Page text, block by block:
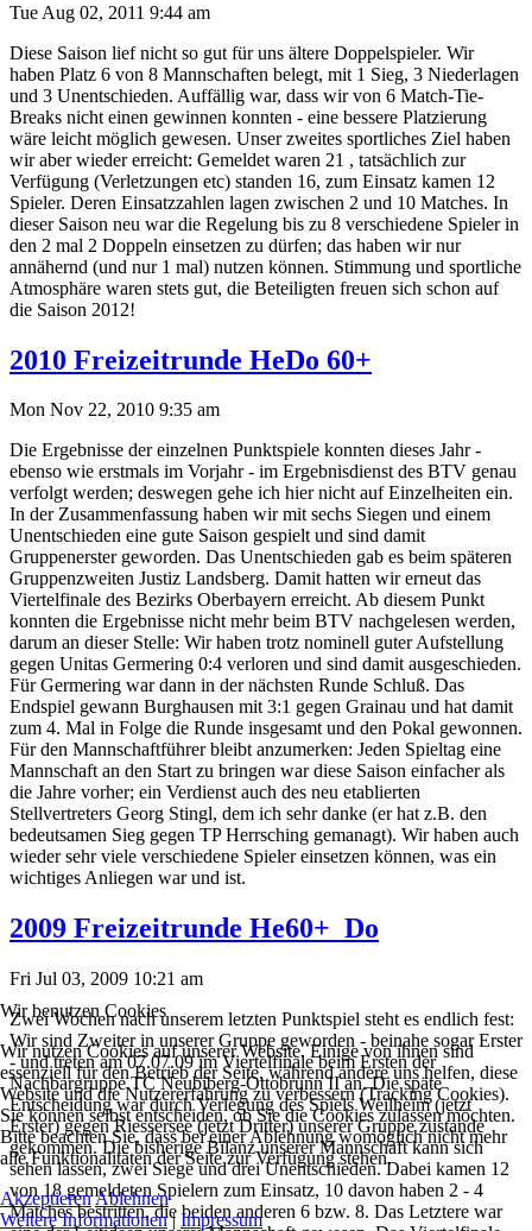
Tue Aug 02, 2011 9:44 am
Diese Saison lief nicht so gut für uns ältere Doppelspieler. Wir
haben Platz 6 von 8 Mannschaften belegt, mit 1 Sieg, 3 Niederlagen
und 3 Unentschieden. Auffällig war, dass wir von 6 Match-Tie-
Breaks nicht einen gewinnen konnten - eine bessere Platzierung
wäre leicht möglich gewesen. Unser zweites sportliches Ziel haben
wir aber wieder erreicht: Gemeldet waren 21 , tatsächlich zur
Verfügung (Verletzungen etc) standen 16, zum Einsatz kamen 12
Spieler. Deren Einsatzzahlen lagen zwischen 2 und 10 Matches. In
dieser Saison neu war die Regelung bis zu 8 verschiedene Spieler in
den 2 mal 2 Doppeln einsetzen zu dürfen; das haben wir nur
annähernd (und nur 1 mal) nutzen können. Stimmung und sportliche
Atmosphäre waren stets gut, die Beteiligten freuen sich schon auf
die Saison 2012!
2010 Freizeitrunde HeDo 60+
Mon Nov 22, 2010 9:35 am
Die Ergebnisse der einzelnen Punktspiele konnten dieses Jahr -
ebenso wie erstmals im Vorjahr - im Ergebnisdienst des BTV genau
verfolgt werden; deswegen gehe ich hier nicht auf Einzelheiten ein.
In der Zusammenfassung haben wir mit sechs Siegen und einem
Unentschieden eine gute Saison gespielt und sind damit
Gruppenerster geworden. Das Unentschieden gab es beim späteren
Gruppenzweiten Justiz Landsberg. Damit hatten wir erneut das
Viertelfinale des Bezirks Oberbayern erreicht. Ab diesem Punkt
konnten die Ergebnisse nicht mehr beim BTV nachgelesen werden,
darum an dieser Stelle: Wir haben trotz nominell guter Aufstellung
gegen Unitas Germering 0:4 verloren und sind damit ausgeschieden.
Für Germering war dann in der nächsten Runde Schluß. Das
Endspiel gewann Burghausen mit 3:1 gegen Grainau und hat damit
zum 4. Mal in Folge die Runde insgesamt und den Pokal gewonnen.
Für den Mannschaftführer bleibt anzumerken: Jeden Spieltag eine
Mannschaft an den Start zu bringen war diese Saison einfacher als
die Jahre vorher; ein Verdienst auch des neu etablierten
Stellvertreters Georg Stingl, dem ich sehr danke (er hat z.B. den
bedeutsamen Sieg gegen TP Herrsching gemanagt). Wir haben auch
wieder sehr viele verschiedene Spieler einsetzen können, was ein
wichtiges Anliegen war und ist.
2009 Freizeitrunde He60+_Do
Fri Jul 03, 2009 10:21 am
Zwei Wochen nach unserem letzten Punktspiel steht es endlich fest:
Wir sind Zweiter in unserer Gruppe geworden - beinahe sogar Erster
- und treten am 07.07.09 im Viertelfinale beim Ersten der
Nachbargruppe TC Neubiberg-Ottobrunn II an. Die späte
Entscheidung war durch Verlegung des Spiels Weilheim (jetzt
Erster) gegen Riessersee (jetzt Dritter) unserer Gruppe zustande
gekommen. Die bisherige Bilanz unserer Mannschaft kann sich
sehen lassen, zwei Siege und drei Unentschieden. Dabei kamen 12
von 18 gemeldeten Spielern zum Einsatz, 10 davon haben 2 - 4
Matches bestritten, die beiden anderen 6 bzw. 8. Das Letztere war
Wir benutzen Cookies
Wir nutzen Cookies auf unserer Website. Einige von ihnen sind
essenziell für den Betrieb der Seite, während andere uns helfen, diese
Website und die Nutzererfahrung zu verbessern (Tracking Cookies).
Sie können selbst entscheiden, ob Sie die Cookies zulassen möchten.
Bitte beachten Sie, dass bei einer Ablehnung womöglich nicht mehr
alle Funktionalitäten der Seite zur Verfügung stehen.
AkzeptierenAblehnen
Weitere Informationen|Impressum